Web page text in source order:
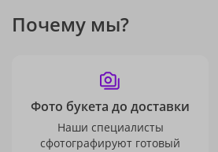
Почему мы?
Фото букета до доставки
Наши специалисты
сфотографируют готовый